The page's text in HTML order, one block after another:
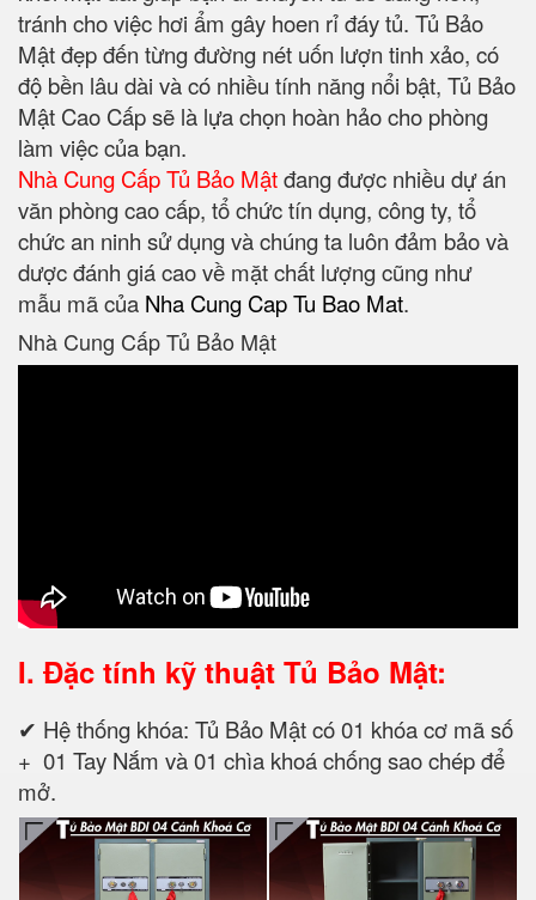
tránh cho việc hơi ẩm gây hoen rỉ đáy tủ. Tủ Bảo
Mật đẹp đến từng đường nét uốn lượn tinh xảo, có
độ bền lâu dài và có nhiều tính năng nổi bật, Tủ Bảo
Mật Cao Cấp sẽ là lựa chọn hoàn hảo cho phòng
làm việc của bạn.
Nhà Cung Cấp Tủ Bảo Mậtđang được nhiều dự án
văn phòng cao cấp, tổ chức tín dụng, công ty, tổ
chức an ninh sử dụng và chúng ta luôn đảm bảo và
dược đánh giá cao về mặt chất lượng cũng như
mẫu mã của Nha Cung Cap Tu Bao Mat.
Nhà Cung Cấp Tủ Bảo Mật
I. Đặc tính kỹ thuật Tủ Bảo Mật:
✔ Hệ thống khóa: Tủ Bảo Mật có 01 khóa cơ mã số
+ 01 Tay Nắm và 01 chìa khoá chống sao chép để
mở.